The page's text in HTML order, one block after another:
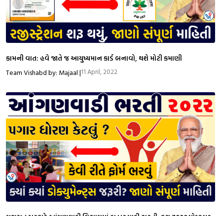
કામની વાત: હવે જાતે જ આયુષ્યમાન કાર્ડ બનાવો, થશે મોટી કમાણી
Team Vishabd by: Majaal |11 April, 2022